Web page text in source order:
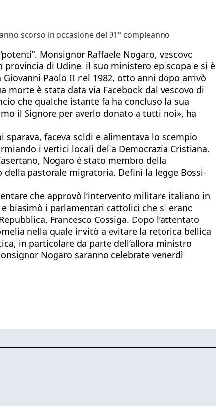
scorso in occasione del 91° compleanno
Monsignor Raffaele Nogaro, vescovo
provincia di Udine, il suo ministero episcopale si è
Paolo II nel 1982, otto anni dopo arrivò
morte è stata data via Facebook dal vescovo di
che qualche istante fa ha concluso la sua
il Signore per averlo donato a tutti noi», ha
faceva soldi e alimentava lo scempio
i vertici locali della Democrazia Cristiana.
Nogaro è stato membro della
della pastorale migratoria. Definì la legge Bossi-
che approvò l’intervento militare italiano in
biasimò i parlamentari cattolici che si erano
Francesco Cossiga. Dopo l’attentato
nella quale invitò a evitare la retorica bellica
in particolare da parte dell’allora ministro
Nogaro saranno celebrate venerdì